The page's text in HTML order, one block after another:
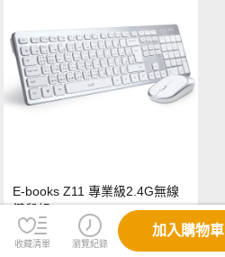
E-books Z11 專業級2.4G無線
鍵鼠組
$799
收藏清單 瀏覽紀錄
加入購物車